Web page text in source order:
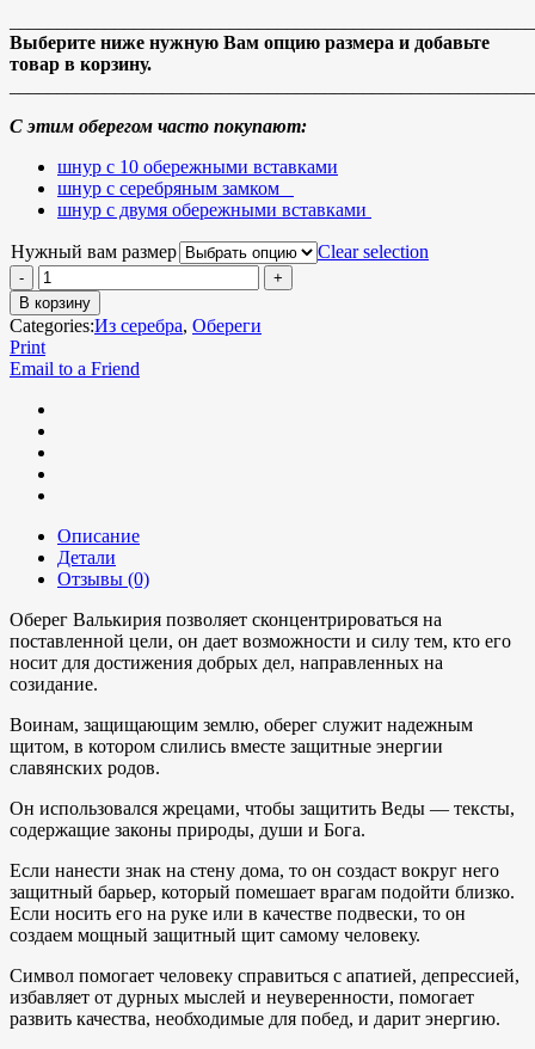
Выберите ниже нужную Вам опцию размера и добавьте
товар в корзину.
С этим оберегом часто покупают:
шнур с 10 обережными вставками
шнур с серебряным замком
шнур с двумя обережными вставками
Нужный вам размер Clear selection
В корзину
Categories:Из серебра, Обереги
Print
Email to a Friend
Описание
Детали
Отзывы (0)
Оберег Валькирия позволяет сконцентрироваться на
поставленной цели, он дает возможности и силу тем, кто его
носит для достижения добрых дел, направленных на
созидание.
Воинам, защищающим землю, оберег служит надежным
щитом, в котором слились вместе защитные энергии
славянских родов.
Он использовался жрецами, чтобы защитить Веды — тексты,
содержащие законы природы, души и Бога.
Если нанести знак на стену дома, то он создаст вокруг него
защитный барьер, который помешает врагам подойти близко.
Если носить его на руке или в качестве подвески, то он
создаем мощный защитный щит самому человеку.
Символ помогает человеку справиться с апатией, депрессией,
избавляет от дурных мыслей и неуверенности, помогает
развить качества, необходимые для побед, и дарит энергию.